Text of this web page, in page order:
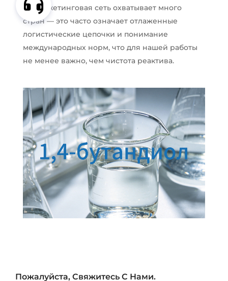
их маркетинговая сеть охватывает много
стран — это часто означает отлаженные
логистические цепочки и понимание
международных норм, что для нашей работы
не менее важно, чем чистота реактива.
Пожалуйста, Свяжитесь С Нами.